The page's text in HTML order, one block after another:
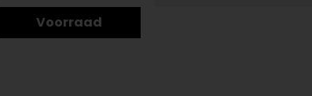
Voorraad